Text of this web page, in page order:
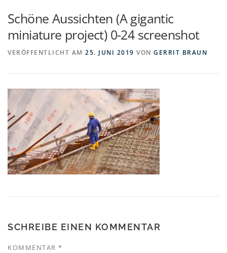
Schöne Aussichten (A gigantic
miniature project) 0-24 screenshot
VERÖFFENTLICHT AM 25. JUNI 2019 VON GERRIT BRAUN
SCHREIBE EINEN KOMMENTAR
KOMMENTAR *